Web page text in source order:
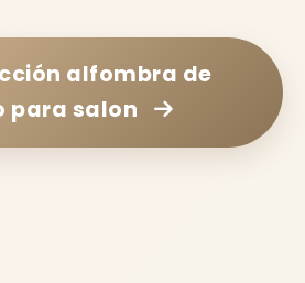
alfombra de
para salon